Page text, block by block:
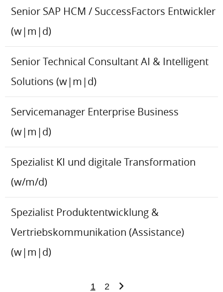
Senior SAP HCM / SuccessFactors Entwickler
(w|m|d)
Senior Technical Consultant AI & Intelligent
Solutions (w|m|d)
Servicemanager Enterprise Business
(w|m|d)
Spezialist KI und digitale Transformation
(w/m/d)
Spezialist Produktentwicklung &
Vertriebskommunikation (Assistance)
(w|m|d)
1 2